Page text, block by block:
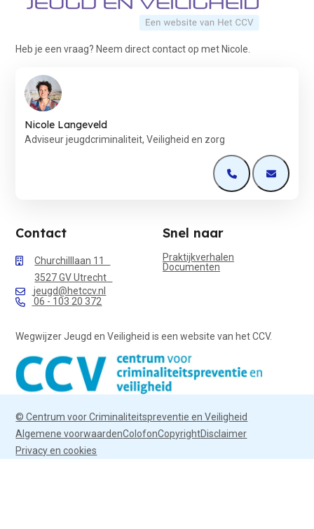
Heb je een vraag? Neem direct contact op met Nicole.
Nicole Langeveld
Adviseur jeugdcriminaliteit, Veiligheid en zorg
Open deOpen de
Contact
Churchilllaan 11
3527 GV Utrecht
jeugd@hetccv.nl
06 - 103 20 372
Snel naar
Praktijkverhalen
Documenten
Wegwijzer Jeugd en Veiligheid is een website van het CCV.
© Centrum voor Criminaliteitspreventie en Veiligheid
Algemene voorwaardenColofonCopyrightDisclaimer
Privacy en cookies